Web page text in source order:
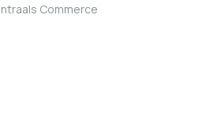
Commerce